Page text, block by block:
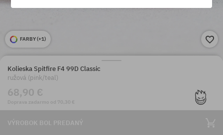
FARBY (+1)
Kolieska Spitfire F4 99D Classic
ružová (pink/teal)
68,90 €
Doprava zadarmo od 70,30 €
VÝROBOK BOL PREDANÝ